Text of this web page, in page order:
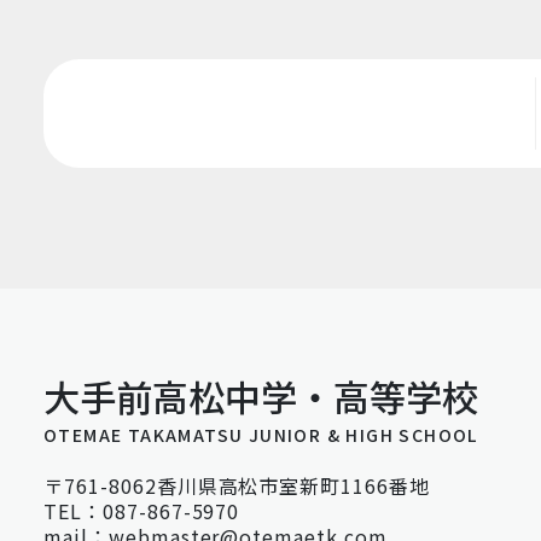
大手前高松中学・高等学校
OTEMAE TAKAMATSU JUNIOR & HIGH SCHOOL
〒761-8062香川県高松市室新町1166番地
TEL：087-867-5970